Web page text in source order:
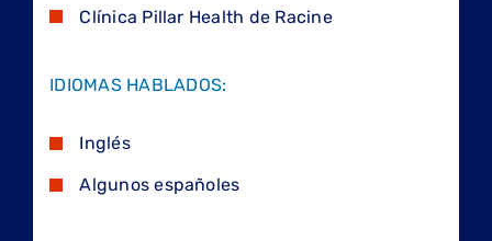
Clínica Pillar Health de Racine
IDIOMAS HABLADOS:
Inglés
Algunos españoles